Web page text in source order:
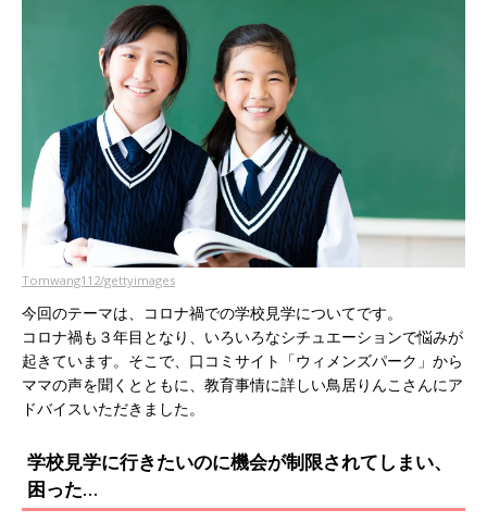
Tomwang112/gettyimages
今回のテーマは、コロナ禍での学校見学についてです。
コロナ禍も３年目となり、いろいろなシチュエーションで悩みが
起きています。そこで、口コミサイト「ウィメンズパーク」から
ママの声を聞くとともに、教育事情に詳しい鳥居りんこさんにア
ドバイスいただきました。
学校見学に行きたいのに機会が制限されてしまい、
困った…